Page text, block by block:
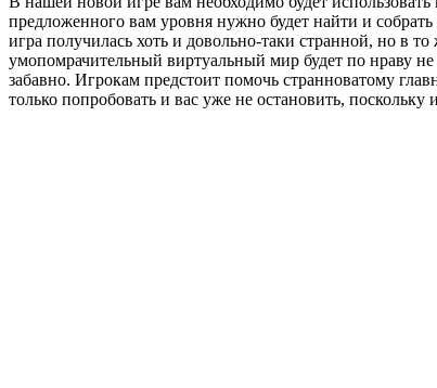
предложенного вам уровня нужно будет найти и
игра получилась хоть и довольно-таки странной, но в
умопомрачительный виртуальный мир будет по нраву
забавно. Игрокам предстоит помочь странноватому
только попробовать и вас уже не остановить,